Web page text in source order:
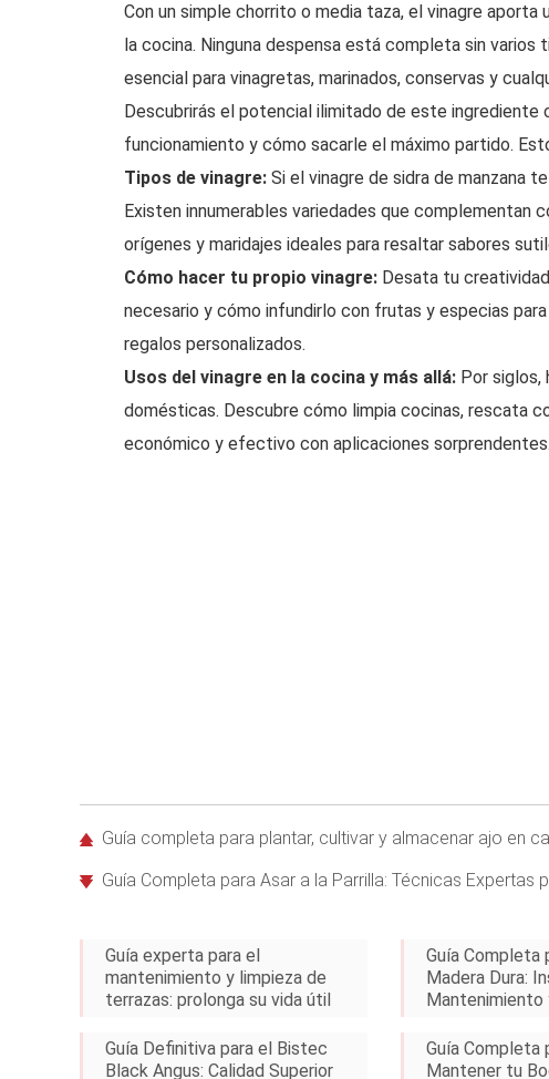
Con un simple chorrito o media taza, el vinagre
la cocina. Ninguna despensa está completa sin
esencial para vinagretas, marinados, conservas y
Descubrirás el potencial ilimitado de este ingrediente
funcionamiento y cómo sacarle el máximo partido.
Tipos de vinagre: Si el vinagre de sidra de manzana
Existen innumerables variedades que complementan
orígenes y maridajes ideales para resaltar sabores
Cómo hacer tu propio vinagre: Desata tu
necesario y cómo infundirlo con frutas y especias
regalos personalizados.
Usos del vinagre en la cocina y más allá: Por siglos,
domésticas. Descubre cómo limpia cocinas, rescata
económico y efectivo con aplicaciones sorprendentes.
Guía completa para plantar, cultivar y almacenar ajo en
Guía Completa para Asar a la Parrilla: Técnicas Expertas
Guía experta para el
mantenimiento y limpieza de
terrazas: prolonga su vida útil
Guía Completa
Madera Dura:
Mantenimiento
Guía Definitiva para el Bistec
Black Angus: Calidad Superior
Guía Completa
Mantener tu